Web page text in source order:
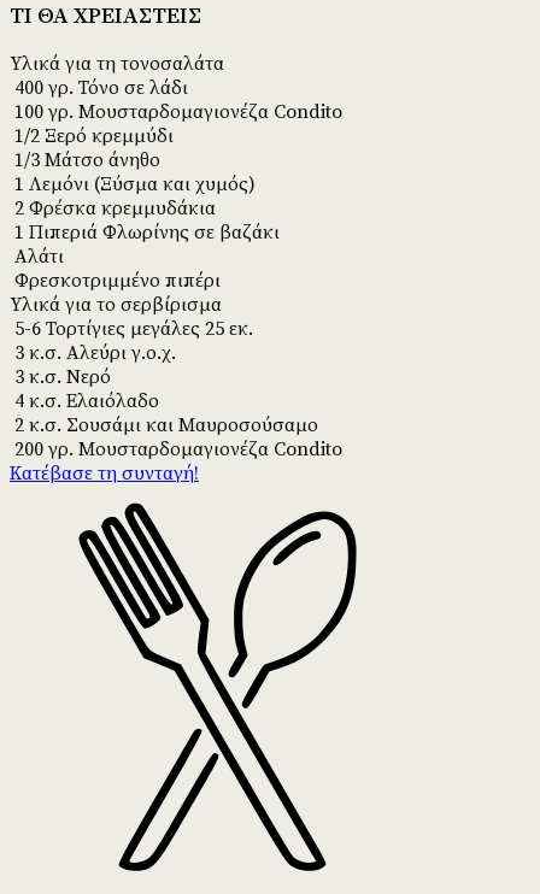
ΤΙ ΘΑ ΧΡΕΙΑΣΤΕΙΣ
Υλικά για τη τονοσαλάτα
400 γρ. Τόνο σε λάδι
100 γρ. Μουσταρδομαγιονέζα Condito
1/2 Ξερό κρεμμύδι
1/3 Μάτσο άνηθο
1 Λεμόνι (Ξύσμα και χυμός)
2 Φρέσκα κρεμμυδάκια
1 Πιπεριά Φλωρίνης σε βαζάκι
Αλάτι
Φρεσκοτριμμένο πιπέρι
Υλικά για το σερβίρισμα
5-6 Τορτίγιες μεγάλες 25 εκ.
3 κ.σ. Αλεύρι γ.ο.χ.
3 κ.σ. Νερό
4 κ.σ. Ελαιόλαδο
2 κ.σ. Σουσάμι και Μαυροσούσαμο
200 γρ. Μουσταρδομαγιονέζα Condito
Κατέβασε τη συνταγή!